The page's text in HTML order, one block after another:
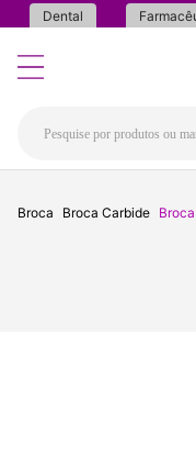
Dental
Broca Broca Carbide